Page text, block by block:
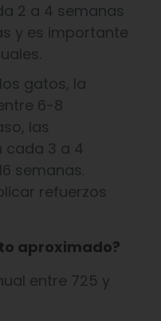
2 a 4 semanas
y es importante
gatos, la
6-8
las
cada 3 a 4
semanas.
refuerzos
aproximado?
entre 725 y